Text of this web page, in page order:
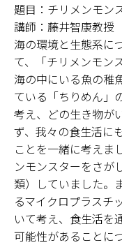
題目：チリメンモン
講師：藤井智康教授
海の環境と生態系に
て、「チリメンモン
海の中にいる魚の稚
ている「ちりめん」
考え、どの生き物が
ず、我々の食生活に
ことを一緒に考えま
ンモンスターをさが
類）していました。
るマイクロプラスチ
いて考え、食生活を
可能性があることに